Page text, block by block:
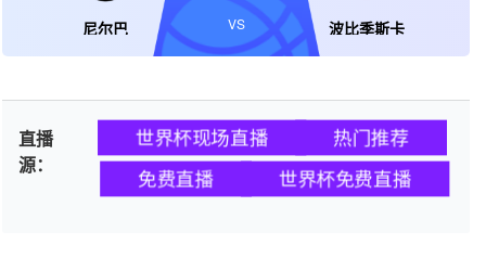
尼尔巴 波比季斯卡
VS
直播
源：
世界杯现场直播
热门推荐
免费直播
世界杯免费直播